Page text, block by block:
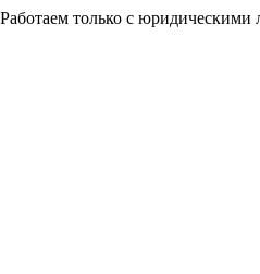
только с юридическими